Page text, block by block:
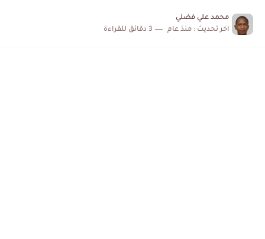
محمد علي فضلي
اخر تحديث : منذ عام 3 دقائق للقراءة